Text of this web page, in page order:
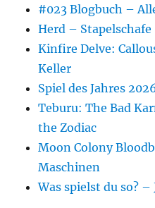
#023 Blogbuch –
Herd – Stapelschafe
Kinfire Delve:
Keller
Spiel des Jahres
Teburu: The Bad
the Zodiac
Moon Colony
Maschinen
Was spielst du so? –